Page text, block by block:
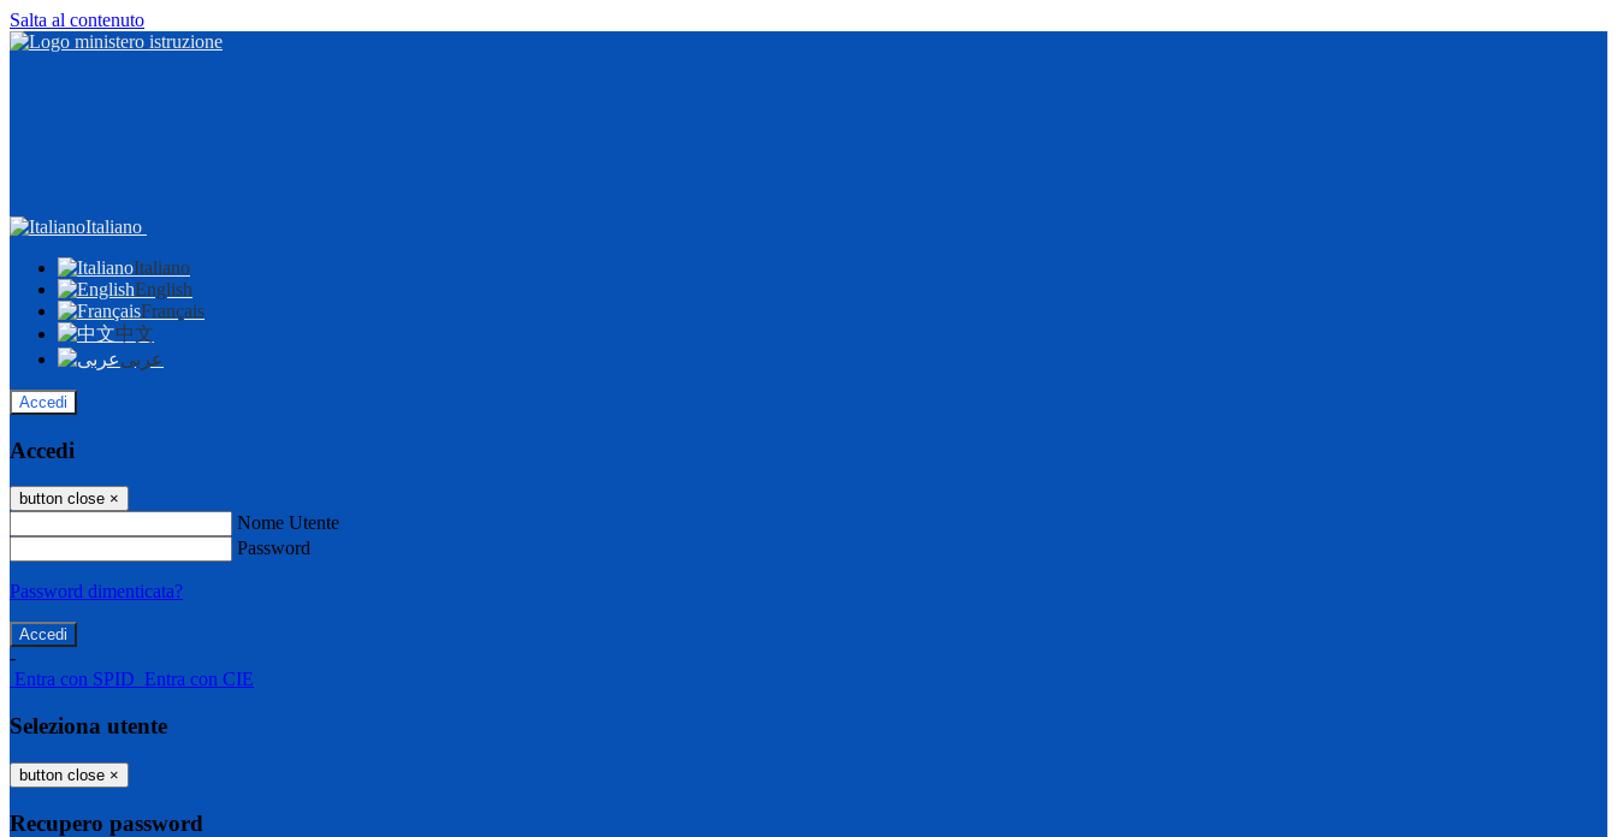
Salta al contenuto
Italiano
Italiano
English
Français
中文
عربى
Accedi
Accedi
button close ×
Nome Utente
Password
Password dimenticata?
-
Entra con SPID Entra con CIE
Seleziona utente
button close ×
Recupero password